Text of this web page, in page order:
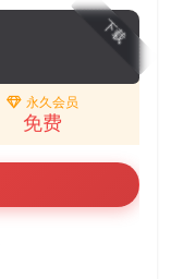
下载
永久会员
免费